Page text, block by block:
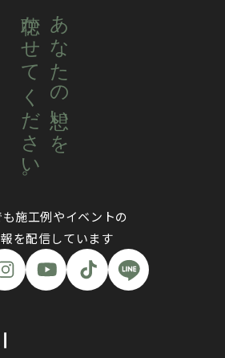
あなたの想いを
聴かせてください。
施工例やイベントの
を配信しています